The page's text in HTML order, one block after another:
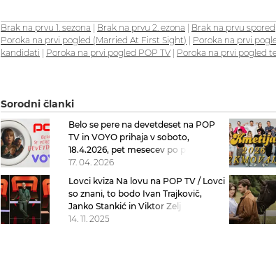
Brak na prvu 1. sezona Brak na prvu 2. ezona Brak na prvu spored
Poroka na prvi pogled (Married At First Sight)
Poroka na prvi
kandidati
Poroka na prvi pogled POP TV Poroka na prvi pogled
Sorodni članki
Belo se pere na devetdeset na POP
TV in VOYO prihaja v soboto,
18.4.2026, pet mesecev po premieri v
kinu
17. 04. 2026
Lovci kviza Na lovu na POP TV / Lovci
so znani, to bodo Ivan Trajkovič,
Janko Stankić in Viktor Zelj
14. 11. 2025